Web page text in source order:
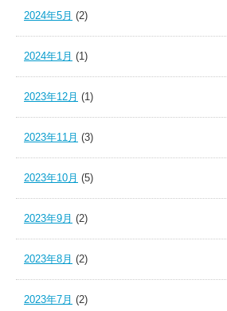
2024年5月 (2)
2024年1月 (1)
2023年12月 (1)
2023年11月 (3)
2023年10月 (5)
2023年9月 (2)
2023年8月 (2)
2023年7月 (2)